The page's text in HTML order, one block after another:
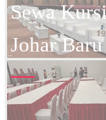
Sewa
Johar